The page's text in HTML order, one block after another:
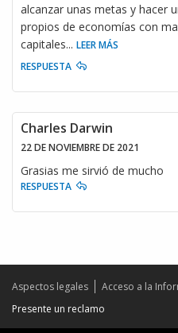
alcanzar unas metas y hacer
propios de economías con
capitales... LEER MÁS
RESPUESTA
Charles Darwin
22 DE NOVIEMBRE DE 2021
Grasias me sirvió de mucho
RESPUESTA
Aspectos legales Acceso a la
Presente un reclamo